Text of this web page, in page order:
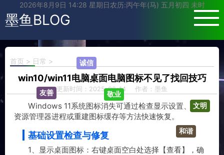
2026年8月9日 14:28 星期日农历:丙午年(马) 五月初四 未时
墨鱼BLOG
首页 > 日常 >
win10/win11电脑桌面电脑图标不见了找回技巧
更新时间：2025-08-14 作者：墨鱼
Windows 11系统图标消失可通过检查显示设置、重启
资源管理器进程或重建图标缓存等方法快速恢复。
‌基础设置检查与修复‌
‌1、显示桌面图标‌：右键桌面空白处选择【查看】，确
文明
和谐
敬业
诚信
友善